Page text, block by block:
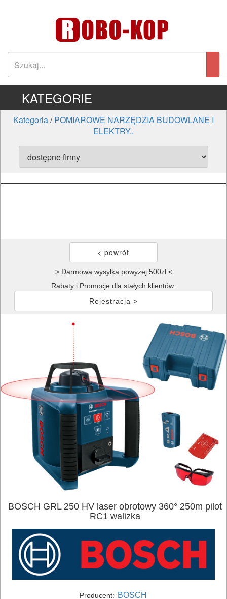
KATEGORIE
Kategoria/POMIAROWE NARZĘDZIA BUDOWLANE I
ELEKTRY..
> Darmowa wysyłka powyżej 500zł <
Rabaty i Promocje dla stałych klientów:
Rejestracja >
BOSCH GRL 250 HV laser obrotowy 360° 250m pilot
RC1 walizka
Producent: BOSCH